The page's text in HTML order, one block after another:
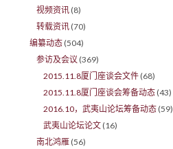
视频资讯 (8)
转载资讯 (70)
编纂动态 (504)
参访及会议 (369)
2015.11.8厦门座谈会文件 (68)
2015.11.8厦门座谈会筹备动态 (43)
2016.10，武夷山论坛筹备动态 (59)
武夷山论坛论文 (16)
南北鸿雁 (56)